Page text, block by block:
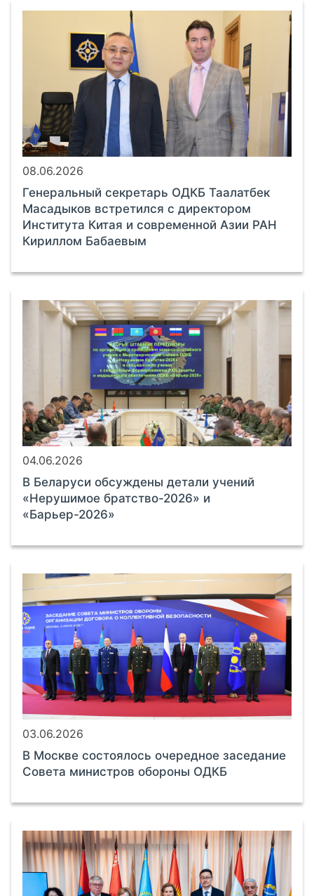
08.06.2026
Генеральный секретарь ОДКБ Таалатбек
Масадыков встретился с директором
Института Китая и современной Азии РАН
Кириллом Бабаевым
04.06.2026
В Беларуси обсуждены детали учений
«Нерушимое братство-2026» и
«Барьер-2026»
03.06.2026
В Москве состоялось очередное заседание
Совета министров обороны ОДКБ